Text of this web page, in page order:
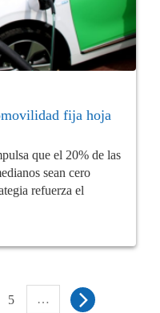
fija hoja
que el 20% de las
sean cero
refuerza el
5 …